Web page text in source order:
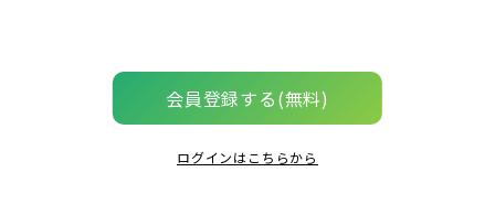
会員登録する(無料)
ログインはこちらから